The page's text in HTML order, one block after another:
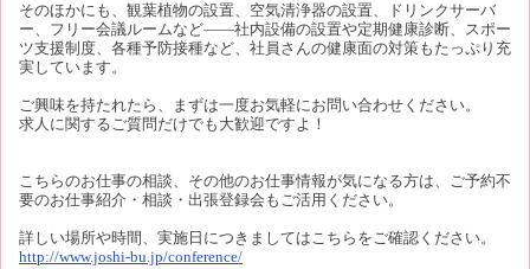
そのほかにも、観葉植物の設置、空気清浄器の設置、ドリンクサーバ
ー、フリー会議ルームなど――社内設備の設置や定期健康診断、スポー
ツ支援制度、各種予防接種など、社員さんの健康面の対策もたっぷり充
実しています。
ご興味を持たれたら、まずは一度お気軽にお問い合わせください。
求人に関するご質問だけでも大歓迎ですよ！
こちらのお仕事の相談、その他のお仕事情報が気になる方は、ご予約不
要のお仕事紹介・相談・出張登録会もご活用ください。
詳しい場所や時間、実施日につきましてはこちらをご確認ください。
http://www.joshi-bu.jp/conference/